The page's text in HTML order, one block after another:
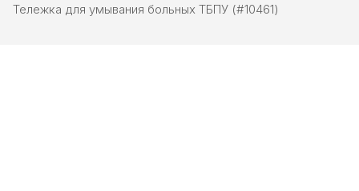
Тележка для умывания больных ТБПУ (#10461)